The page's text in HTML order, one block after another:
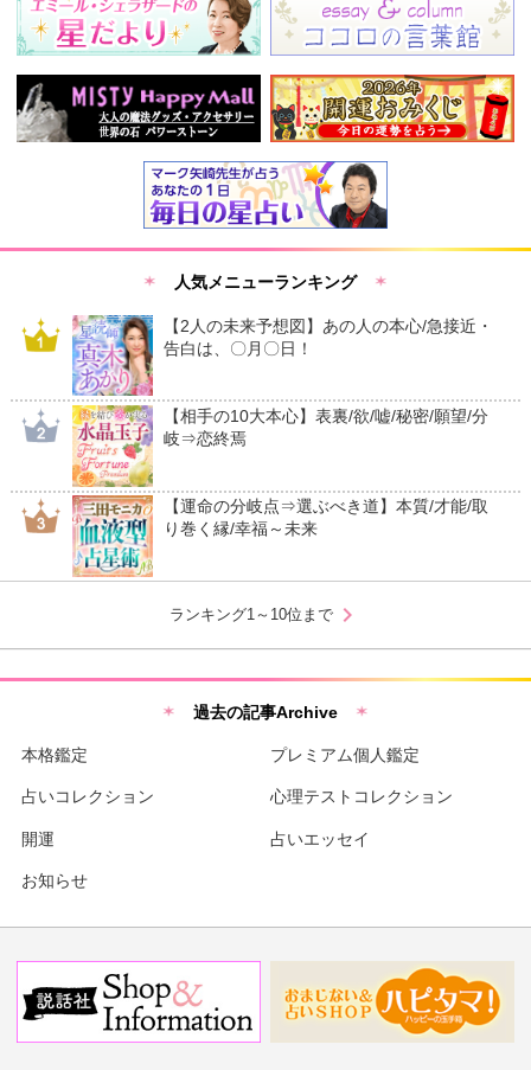
人気メニューランキング
【2人の未来予想図】あの人の本心/急接近・
告白は、〇月〇日！
【相手の10大本心】表裏/欲/嘘/秘密/願望/分
岐⇒恋終焉
【運命の分岐点⇒選ぶべき道】本質/才能/取
り巻く縁/幸福～未来
ランキング1～10位まで chevron_right
過去の記事Archive
本格鑑定 プレミアム個人鑑定
占いコレクション 心理テストコレクション
開運 占いエッセイ
お知らせ